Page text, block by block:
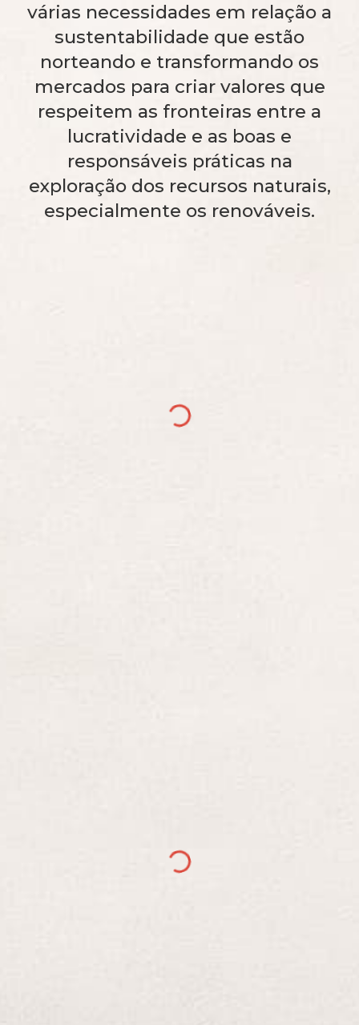
várias necessidades em relação a
sustentabilidade que estão
norteando e transformando os
mercados para criar valores que
respeitem as fronteiras entre a
lucratividade e as boas e
responsáveis práticas na
exploração dos recursos naturais,
especialmente os renováveis.